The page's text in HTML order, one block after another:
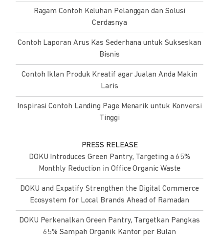
Ragam Contoh Keluhan Pelanggan dan Solusi
Cerdasnya
Contoh Laporan Arus Kas Sederhana untuk Sukseskan
Bisnis
Contoh Iklan Produk Kreatif agar Jualan Anda Makin
Laris
Inspirasi Contoh Landing Page Menarik untuk Konversi
Tinggi
PRESS RELEASE
DOKU Introduces Green Pantry, Targeting a 65%
Monthly Reduction in Office Organic Waste
DOKU and Expatify Strengthen the Digital Commerce
Ecosystem for Local Brands Ahead of Ramadan
DOKU Perkenalkan Green Pantry, Targetkan Pangkas
65% Sampah Organik Kantor per Bulan